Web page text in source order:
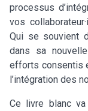
processus
vos
Qui se souvient
dans sa
efforts consentis
l’intégration des
Ce livre blanc